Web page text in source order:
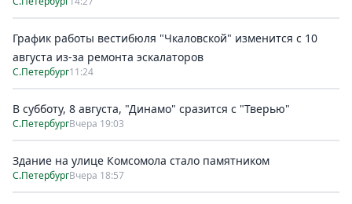
График работы вестибюля "Чкаловской" изменится с 10
августа из-за ремонта эскалаторов
С.Петербург11:24
В субботу, 8 августа, "Динамо" сразится с "Тверью"
С.ПетербургВчера 19:03
Здание на улице Комсомола стало памятником
С.ПетербургВчера 18:57